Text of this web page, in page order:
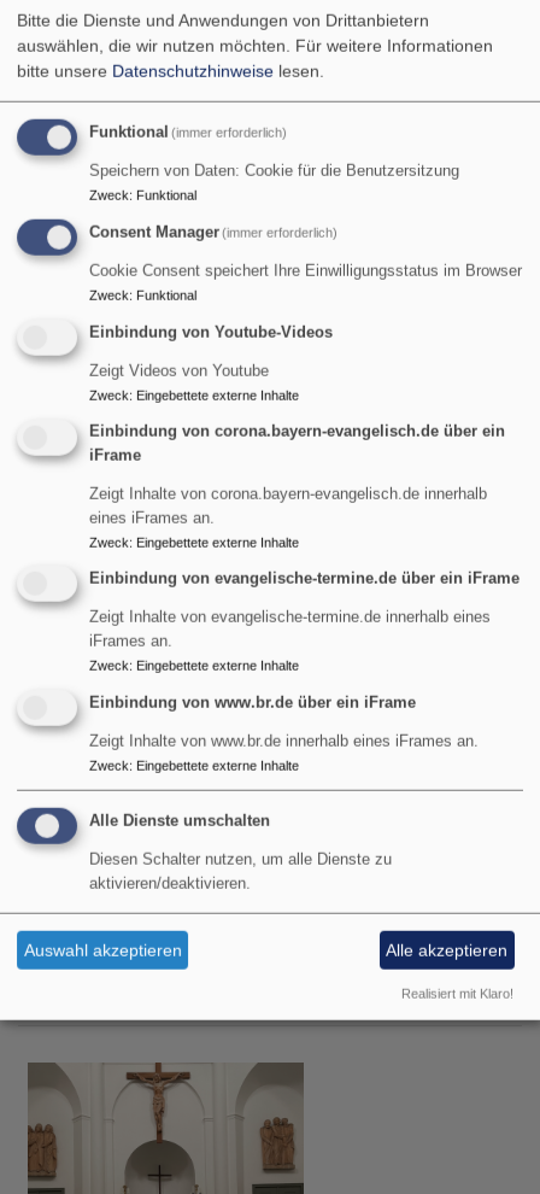
Di, 11.8. 12 Uhr
Bergandacht auf dem Zugspitzplatt
Garmisch-Partenkirchen Kapelle Maria Heimsuchung auf der
Zugspitze
Di, 11.8. 14:30-16:30 Uhr
Treffpunkt "Kaffee & Kultur" -
Team & Diakon Ralf J. Tikwe
Garmisch-Partenkirchen Evangelisches Gemeindehaus
Mi, 12.8. 14-16 Uhr
Bewegen & Segen
Bitte die Dienste und Anwendungen von Drittanbietern
auswählen, die wir nutzen möchten. Für weitere Informationen
bitte unsere Datenschutzhinweise lesen.
Funktional (immer erforderlich)
Speichern von Daten: Cookie für die Benutzersitzung
Zweck: Funktional
Consent Manager(immer erforderlich)
Cookie Consent speichert Ihre Einwilligungsstatus im Browser
Zweck: Funktional
Einbindung von Youtube-Videos
Zeigt Videos von Youtube
Zweck: Eingebettete externe Inhalte
Einbindung von corona.bayern-evangelisch.de über ein
iFrame
Zeigt Inhalte von corona.bayern-evangelisch.de innerhalb
eines iFrames an.
Zweck: Eingebettete externe Inhalte
Einbindung von evangelische-termine.de über ein iFrame
Zeigt Inhalte von evangelische-termine.de innerhalb eines
iFrames an.
Zweck: Eingebettete externe Inhalte
Einbindung von www.br.de über ein iFrame
Zeigt Inhalte von www.br.de innerhalb eines iFrames an.
Zweck: Eingebettete externe Inhalte
Alle Dienste umschalten
Diesen Schalter nutzen, um alle Dienste zu
aktivieren/deaktivieren.
Auswahl akzeptieren Alle akzeptieren
Realisiert mit Klaro!